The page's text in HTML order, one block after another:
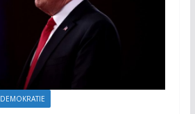
DEMOKRATIE